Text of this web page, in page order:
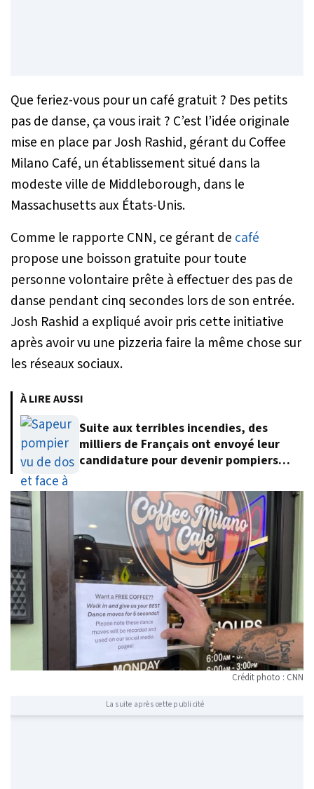
Que feriez-vous pour un café gratuit ? Des petits
pas de danse, ça vous irait ? C’est l’idée originale
mise en place par Josh Rashid, gérant du Coffee
Milano Café, un établissement situé dans la
modeste ville de Middleborough, dans le
Massachusetts aux États-Unis.
Comme le rapporte CNN, ce gérant de café
propose une boisson gratuite pour toute
personne volontaire prête à effectuer des pas de
danse pendant cinq secondes lors de son entrée.
Josh Rashid a expliqué avoir pris cette initiative
après avoir vu une pizzeria faire la même chose sur
les réseaux sociaux.
À LIRE AUSSI
Suite aux terribles incendies, des
milliers de Français ont envoyé leur
candidature pour devenir pompiers
Crédit photo : CNN
La suite après cette publicité